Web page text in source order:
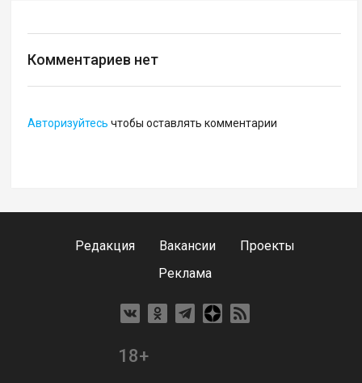
Комментариев нет
Авторизуйтесь чтобы оставлять комментарии
Редакция Вакансии
Проекты
Реклама
18+